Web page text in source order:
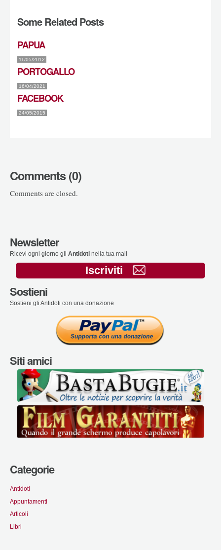
Some Related Posts
PAPUA
11/05/2012
PORTOGALLO
16/04/2021
FACEBOOK
24/05/2015
Comments (0)
Comments are closed.
Newsletter
Ricevi ogni giorno gli Antidoti nella tua mail
Iscriviti
Sostieni
Sostieni gli Antidoti con una donazione
Siti amici
Categorie
Antidoti
Appuntamenti
Articoli
Libri